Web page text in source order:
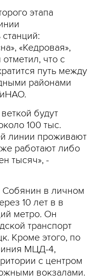
этапа
«Кедровая»,
отметил, что с
путь между
районами
будут
100 тыс.
линии проживают
работают либо
тысяч», -
в личном
10 лет в в
метро. Он
транспорт
Кроме этого, по
МЦД-4,
с центром
вокзалами.